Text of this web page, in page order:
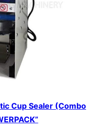
Cup Sealer (Combo